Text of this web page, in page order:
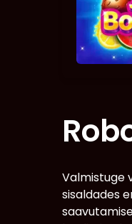
Valmistuge
sisaldades